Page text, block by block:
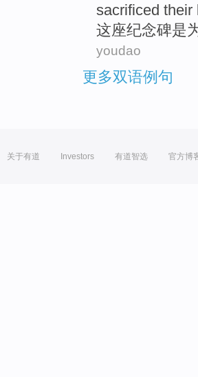
sacrificed their
这座纪念碑是
youdao
更多双语例句
关于有道 Investors 有道智选 官方博